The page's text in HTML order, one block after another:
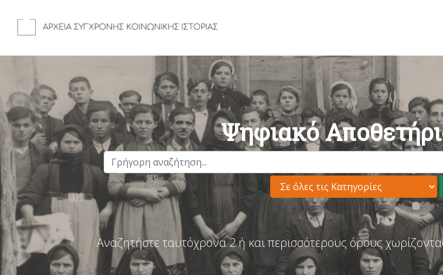
Ψηφιακό
Αναζητήστε ταυτόχρονα 2 ή και περισσότερους όρους